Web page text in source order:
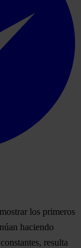
los primeros
haciendo
resulta